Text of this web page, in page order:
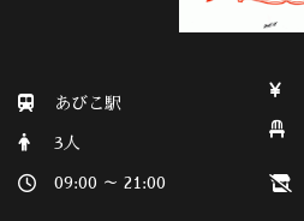
あびこ駅
3人
09:00 ～ 21:00